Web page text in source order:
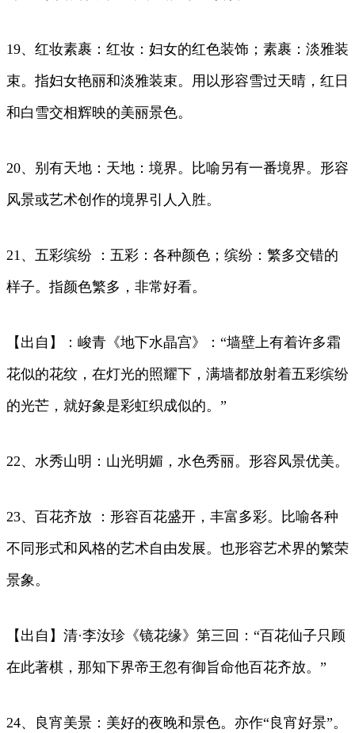
19、红妆素裹：红妆：妇女的红色装饰；素裹：淡雅装
束。指妇女艳丽和淡雅装束。用以形容雪过天晴，红日
和白雪交相辉映的美丽景色。
20、别有天地：天地：境界。比喻另有一番境界。形容
风景或艺术创作的境界引人入胜。
21、五彩缤纷 ：五彩：各种颜色；缤纷：繁多交错的
样子。指颜色繁多，非常好看。
【出自】：峻青《地下水晶宫》：“墙壁上有着许多霜
花似的花纹，在灯光的照耀下，满墙都放射着五彩缤纷
的光芒，就好象是彩虹织成似的。”
22、水秀山明：山光明媚，水色秀丽。形容风景优美。
23、百花齐放 ：形容百花盛开，丰富多彩。比喻各种
不同形式和风格的艺术自由发展。也形容艺术界的繁荣
景象。
【出自】清·李汝珍《镜花缘》第三回：“百花仙子只顾
在此著棋，那知下界帝王忽有御旨命他百花齐放。”
24、良宵美景：美好的夜晚和景色。亦作“良宵好景”。